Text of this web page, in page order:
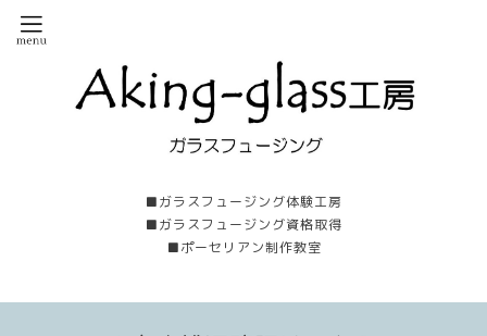
■ガラスフュージング体験工房
■ガラスフュージング資格取得
■ポーセリアン制作教室